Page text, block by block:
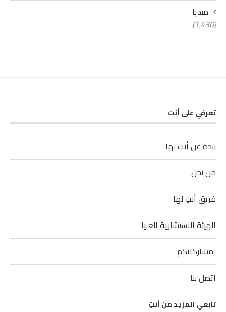
ميديا
(1٬430)
تعرفي على أنتِ
نبذة عن أنتِ لها
من نحن
فريق أنتِ لها
الهيئة الاستشارية العليا
لمشاركاتكم
اتصل بنا
تابعي المزيد من أنتِ